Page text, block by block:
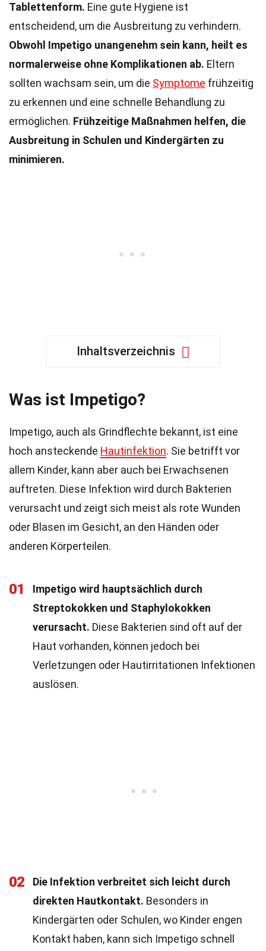
Tablettenform. Eine gute Hygiene ist
entscheidend, um die Ausbreitung zu verhindern.
Obwohl Impetigo unangenehm sein kann, heilt es
normalerweise ohne Komplikationen ab. Eltern
sollten wachsam sein, um die Symptome frühzeitig
zu erkennen und eine schnelle Behandlung zu
ermöglichen. Frühzeitige Maßnahmen helfen, die
Ausbreitung in Schulen und Kindergärten zu
minimieren.
Inhaltsverzeichnis
Was ist Impetigo?
Impetigo, auch als Grindflechte bekannt, ist eine
hoch ansteckende Hautinfektion. Sie betrifft vor
allem Kinder, kann aber auch bei Erwachsenen
auftreten. Diese Infektion wird durch Bakterien
verursacht und zeigt sich meist als rote Wunden
oder Blasen im Gesicht, an den Händen oder
anderen Körperteilen.
01
Impetigo wird hauptsächlich durch
Streptokokken und Staphylokokken
verursacht. Diese Bakterien sind oft auf der
Haut vorhanden, können jedoch bei
Verletzungen oder Hautirritationen Infektionen
auslösen.
02
Die Infektion verbreitet sich leicht durch
direkten Hautkontakt. Besonders in
Kindergärten oder Schulen, wo Kinder engen
Kontakt haben, kann sich Impetigo schnell